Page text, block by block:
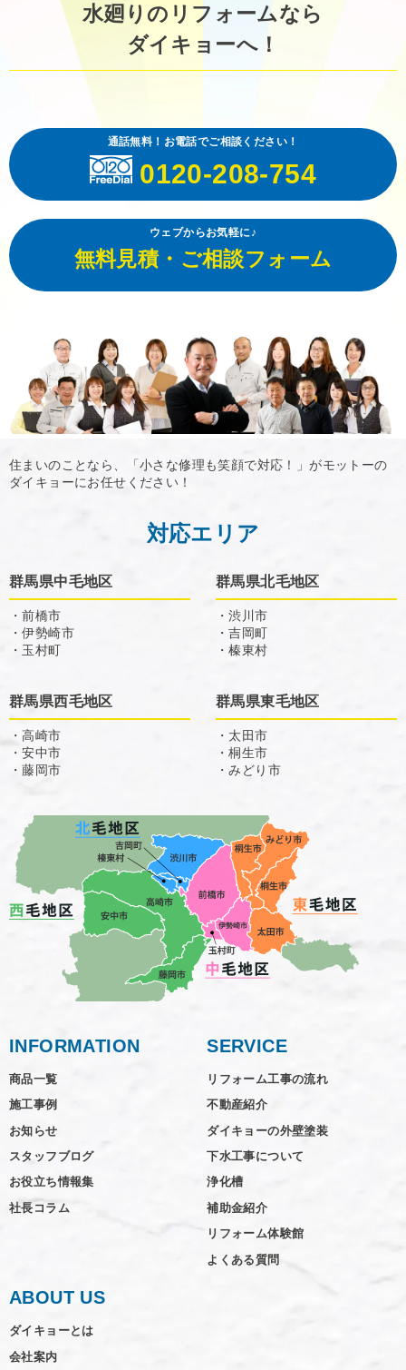
水廻りのリフォームなら
ダイキョーへ！
通話無料！お電話でご相談ください！
0120-208-754
ウェブからお気軽に♪
無料見積・ご相談フォーム
住まいのことなら、「小さな修理も笑顔で対応！」がモットーの
ダイキョーにお任せください！
対応エリア
群馬県中毛地区
・前橋市
・伊勢崎市
・玉村町
群馬県北毛地区
・渋川市
・吉岡町
・榛東村
群馬県西毛地区
・高崎市
・安中市
・藤岡市
群馬県東毛地区
・太田市
・桐生市
・みどり市
INFORMATION
商品一覧
施工事例
お知らせ
スタッフブログ
お役立ち情報集
社長コラム
SERVICE
リフォーム工事の流れ
不動産紹介
ダイキョーの外壁塗装
下水工事について
浄化槽
補助金紹介
リフォーム体験館
よくある質問
ABOUT US
ダイキョーとは
会社案内